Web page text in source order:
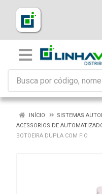
INÍCIO
SISTEMAS
ACESSORIOS DE
BOTOEIRA DUPLA COM FIO